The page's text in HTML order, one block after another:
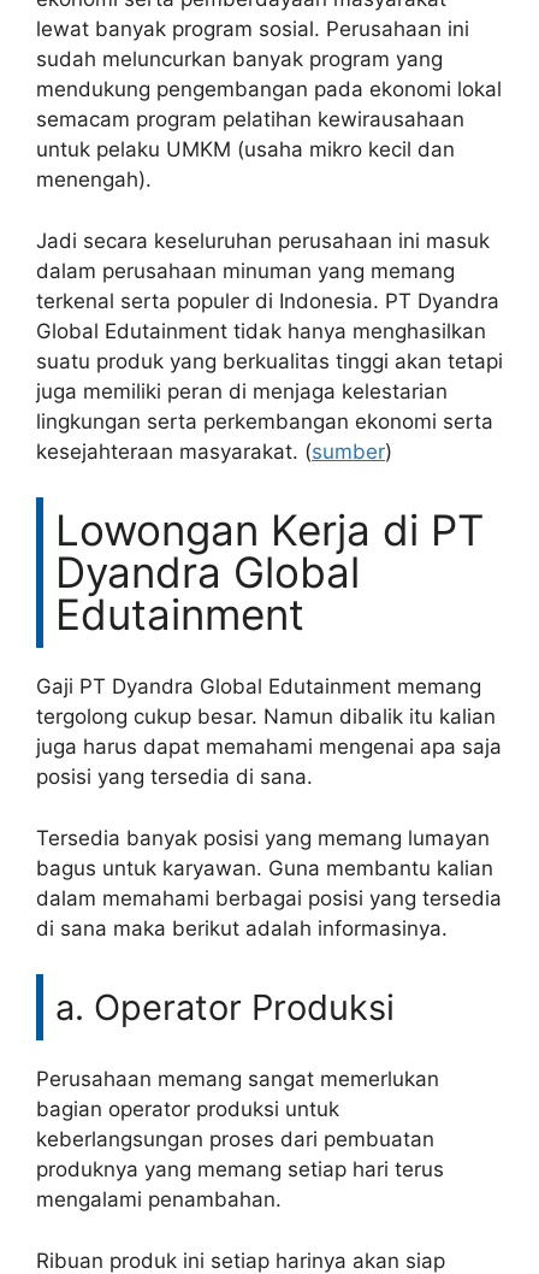
lewat banyak program sosial. Perusahaan ini
sudah meluncurkan banyak program yang
mendukung pengembangan pada ekonomi lokal
semacam program pelatihan kewirausahaan
untuk pelaku UMKM (usaha mikro kecil dan
menengah).
Jadi secara keseluruhan perusahaan ini masuk
dalam perusahaan minuman yang memang
terkenal serta populer di Indonesia. PT Dyandra
Global Edutainment tidak hanya menghasilkan
suatu produk yang berkualitas tinggi akan tetapi
juga memiliki peran di menjaga kelestarian
lingkungan serta perkembangan ekonomi serta
kesejahteraan masyarakat. (sumber)
Lowongan Kerja di PT
Dyandra Global
Edutainment
Gaji PT Dyandra Global Edutainment memang
tergolong cukup besar. Namun dibalik itu kalian
juga harus dapat memahami mengenai apa saja
posisi yang tersedia di sana.
Tersedia banyak posisi yang memang lumayan
bagus untuk karyawan. Guna membantu kalian
dalam memahami berbagai posisi yang tersedia
di sana maka berikut adalah informasinya.
a. Operator Produksi
Perusahaan memang sangat memerlukan
bagian operator produksi untuk
keberlangsungan proses dari pembuatan
produknya yang memang setiap hari terus
mengalami penambahan.
Ribuan produk ini setiap harinya akan siap